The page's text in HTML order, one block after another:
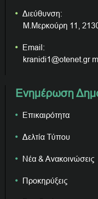
Διεύθυνση:
Μ.Μερκούρη 11,
Email:
kranidi1@otenet.gr
Ενημέρωση
Επικαιρότητα
Δελτία Τύπου
Νέα & Ανακοινώσεις
Προκηρύξεις